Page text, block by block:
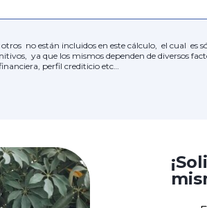
no están incluidos en este cálculo, el cual es
ya que los mismos dependen de diversos
perfil crediticio etc…